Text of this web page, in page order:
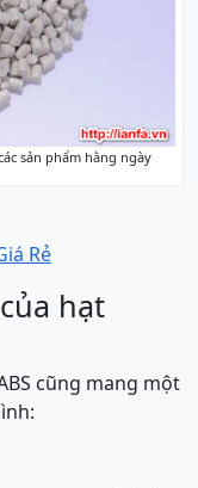
sản phẩm hằng ngày
Rẻ
hạt
cũng mang một